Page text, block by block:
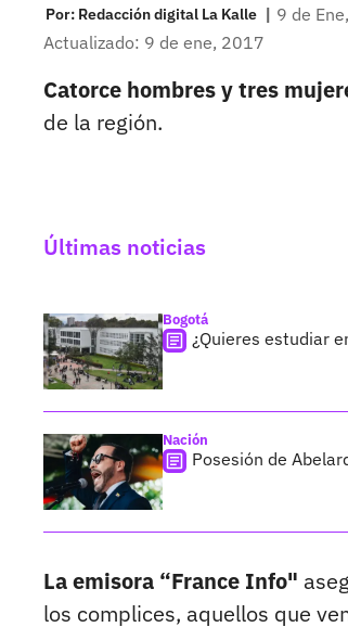
Por: Redacción digital La Kalle | 9 de
Actualizado: 9 de ene, 2017
Catorce hombres y tres
de la región.
Últimas noticias
Bogotá
¿Quieres estudiar
Nación
Posesión de
La emisora “France Info"
los complices, aquellos que